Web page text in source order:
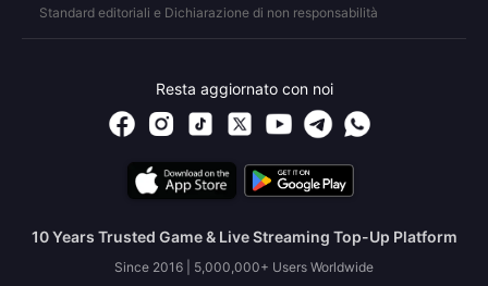
Standard editoriali e Dichiarazione di non responsabilità
Resta aggiornato con noi
10 Years Trusted Game & Live Streaming Top-Up Platform
Since 2016 | 5,000,000+ Users Worldwide